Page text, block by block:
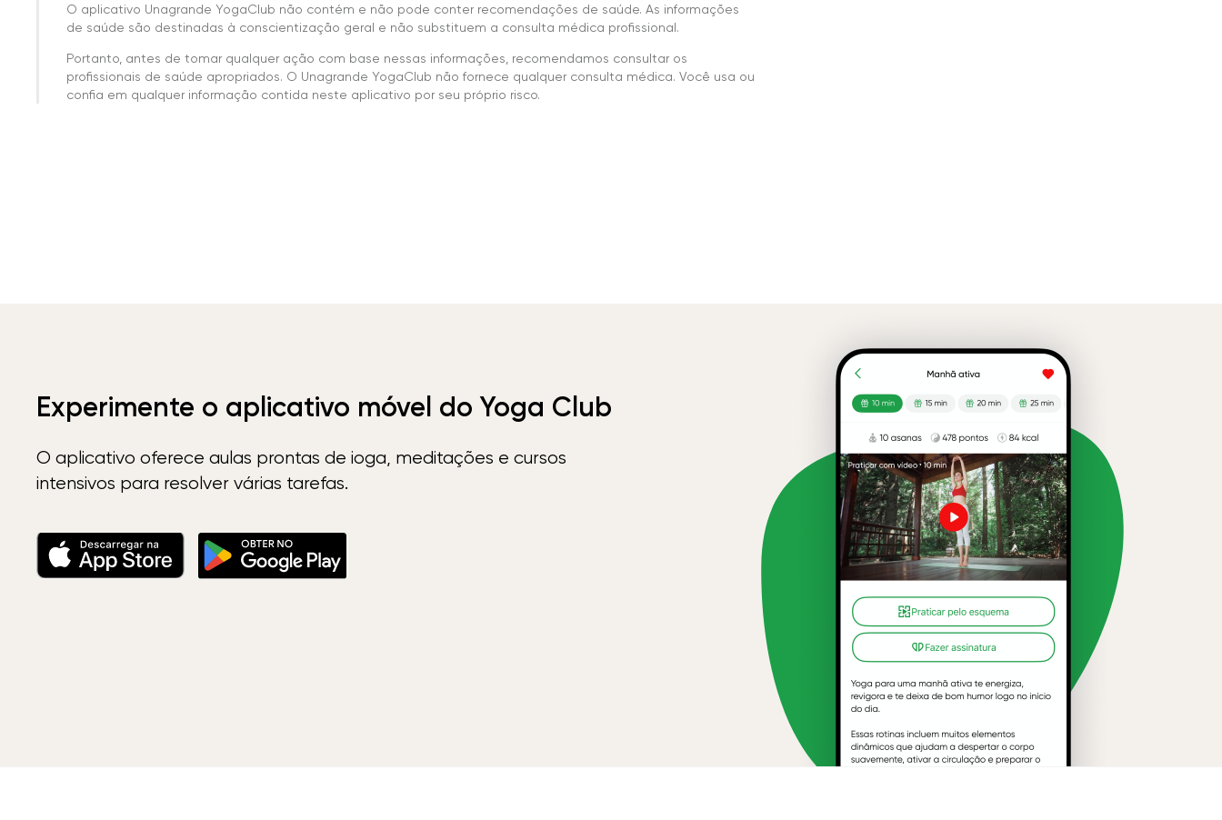
O aplicativo Unagrande YogaClub não contém e não pode conter recomendações de saúde. As informações
de saúde são destinadas à conscientização geral e não substituem a consulta médica profissional.
Portanto, antes de tomar qualquer ação com base nessas informações, recomendamos consultar os
profissionais de saúde apropriados. O Unagrande YogaClub não fornece qualquer consulta médica. Você usa ou
confia em qualquer informação contida neste aplicativo por seu próprio risco.
Experimente o aplicativo móvel do Yoga Club
O aplicativo oferece aulas prontas de ioga, meditações e cursos
intensivos para resolver várias tarefas.